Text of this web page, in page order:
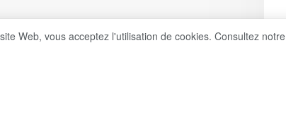
Web, vous acceptez l'utilisation de cookies. Consultez notre